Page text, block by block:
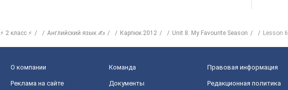
⚡ 2 класс ⚡ Английский язык ✍ Карпюк 2012 Unit 8. My Favourite Season Lesson 6
О компании Команда Правовая информация
Реклама на сайте Документы Редакционная политика